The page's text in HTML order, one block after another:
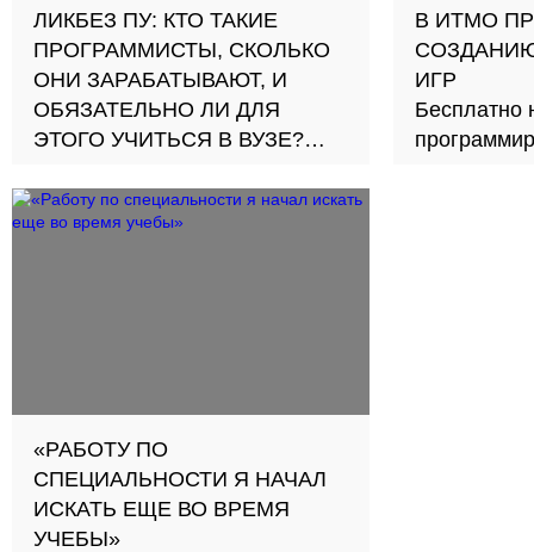
ЛИКБЕЗ ПУ: КТО ТАКИЕ
ПРОГРАММИСТЫ, СКОЛЬКО
ОНИ ЗАРАБАТЫВАЮТ, И
ОБЯЗАТЕЛЬНО ЛИ ДЛЯ
ЭТОГО УЧИТЬСЯ В ВУЗЕ?
В ИТМО
ИГР
Бесплатно
«РАБОТУ ПО
СПЕЦИАЛЬНОСТИ Я НАЧАЛ
ИСКАТЬ ЕЩЕ ВО ВРЕМЯ
УЧЕБЫ»